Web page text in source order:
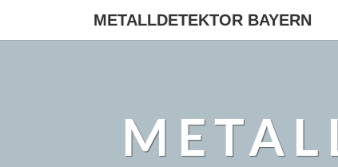
METALLDETEKTOR BAYERN